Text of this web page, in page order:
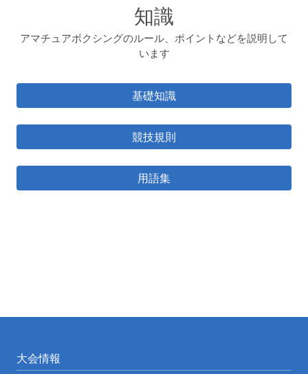
知識
アマチュアボクシングのルール、ポイントなどを説明して
います
基礎知識
競技規則
用語集
大会情報